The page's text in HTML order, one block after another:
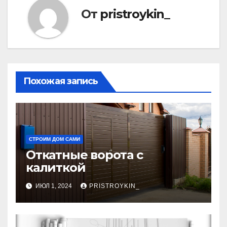
От pristroykin_
Похожая запись
СТРОИМ ДОМ САМИ
Откатные ворота с
калиткой
ИЮЛ 1, 2024 PRISTROYKIN_